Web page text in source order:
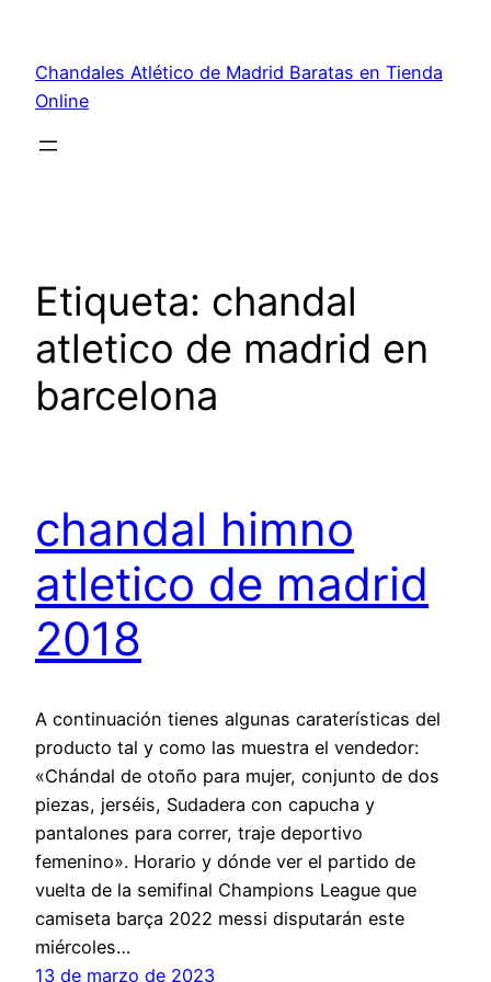
contenido
Chandales Atlético de Madrid Baratas en Tienda
Online
Etiqueta: chandal
atletico de madrid en
barcelona
chandal himno
atletico de madrid
2018
A continuación tienes algunas caraterísticas del
producto tal y como las muestra el vendedor:
«Chándal de otoño para mujer, conjunto de dos
piezas, jerséis, Sudadera con capucha y
pantalones para correr, traje deportivo
femenino». Horario y dónde ver el partido de
vuelta de la semifinal Champions League que
camiseta barça 2022 messi disputarán este
miércoles…
13 de marzo de 2023